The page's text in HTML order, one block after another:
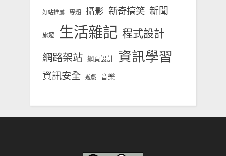
好站推薦 專題 攝影 新奇搞笑 新聞
旅遊 生活雜記 程式設計
網路架站 網頁設計 資訊學習
資訊安全 遊戲 音樂